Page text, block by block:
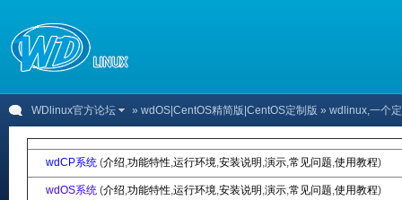
WDlinux官方论坛 » wdOS|CentOS精简版|CentOS定制版 » wdlinux,一个
wdCP系统 (介绍,功能特性,运行环境,安装说明 ,演示,常见问题,使用教程)
wdOS系统 (介绍,功能特性,运行环境,安装说明 ,演示,常见问题,使用教程)